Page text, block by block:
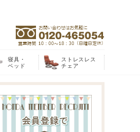
寝具・
ベッド
ストレスレス
チェア